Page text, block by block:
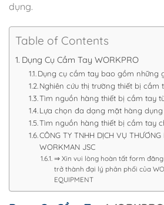
dụng.
Table of Contents
Dụng Cụ Cầm Tay WORKPRO
Dụng cụ cầm tay bao gồm những
Nghiên cứu thị trường thiết bị cầm
Tìm nguồn hàng thiết bị cầm tay
Lựa chọn đa dạng mặt hàng
Tìm nguồn hàng thiết bị cầm tay
CÔNG TY TNHH DỊCH VỤ THƯƠNG
WORKMAN JSC
⇒ Xin vui lòng hoàn tất form
trở thành đại lý phân phối của
EQUIPMENT